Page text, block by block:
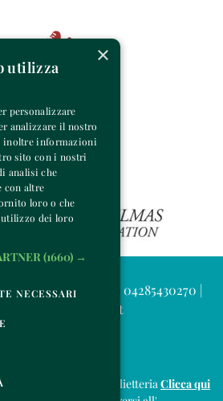
Project | P.IVA e C.F. 04285430270 |
all'acquisto della biglietteria Clicca qui
×
utilizza
personalizzare
analizzare il nostro
inoltre informazioni
sito con i nostri
analisi che
con altre
loro o che
dei loro
(1660) →
NECESSARI